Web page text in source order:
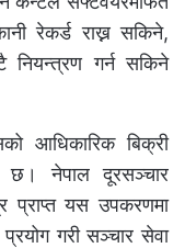
रेकर्ड राख्न सकिने,
नियन्त्रण गर्न सकिने
आधिकारिक बिक्री
छ। नेपाल दूरसञ्चार
प्राप्त यस उपकरणमा
गरी सञ्चार सेवा